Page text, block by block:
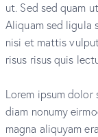
ut. Sed sed quam
Aliquam sed ligula
nisi et mattis
risus risus quis
Lorem ipsum
diam nonumy
magna aliquyam